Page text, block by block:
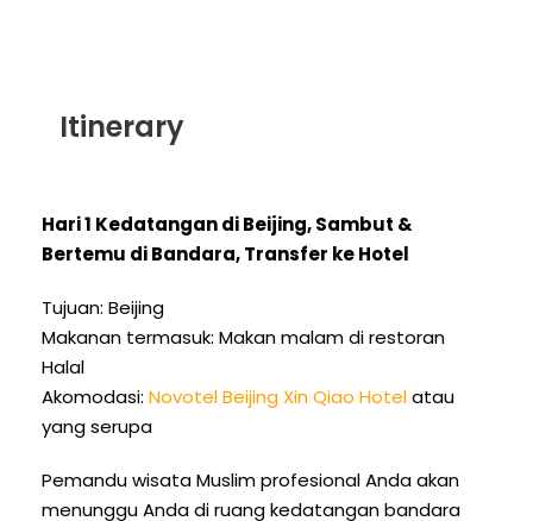
Itinerary
Hari 1 Kedatangan di Beijing, Sambut &
Bertemu di Bandara, Transfer ke Hotel
Tujuan: Beijing
Makanan termasuk: Makan malam di restoran
Halal
Akomodasi: Novotel Beijing Xin Qiao Hotelatau
yang serupa
Pemandu wisata Muslim profesional Anda akan
menunggu Anda di ruang kedatangan bandara